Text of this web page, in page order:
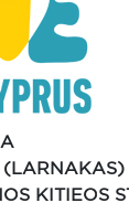
KITIEOS